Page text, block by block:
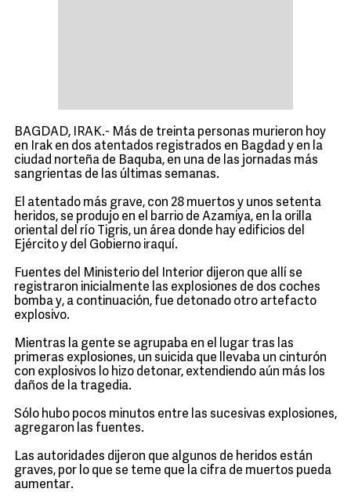
BAGDAD, IRAK.- Más de treinta personas murieron hoy
en Irak en dos atentados registrados en Bagdad y en la
ciudad norteña de Baquba, en una de las jornadas más
sangrientas de las últimas semanas.
El atentado más grave, con 28 muertos y unos setenta
heridos, se produjo en el barrio de Azamiya, en la orilla
oriental del río Tigris, un área donde hay edificios del
Ejército y del Gobierno iraquí.
Fuentes del Ministerio del Interior dijeron que allí se
registraron inicialmente las explosiones de dos coches
bomba y, a continuación, fue detonado otro artefacto
explosivo.
Mientras la gente se agrupaba en el lugar tras las
primeras explosiones, un suicida que llevaba un cinturón
con explosivos lo hizo detonar, extendiendo aún más los
daños de la tragedia.
Sólo hubo pocos minutos entre las sucesivas explosiones,
agregaron las fuentes.
Las autoridades dijeron que algunos de heridos están
graves, por lo que se teme que la cifra de muertos pueda
aumentar.